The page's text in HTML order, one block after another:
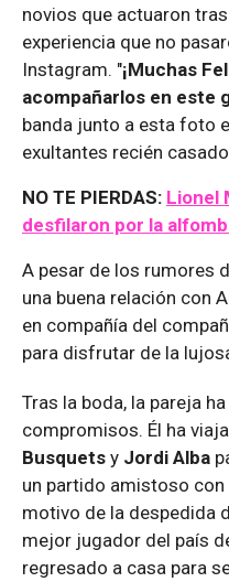
novios que actuaron
experiencia que no
Instagram. "¡Muchas
acompañarlos en este
banda junto a esta foto
exultantes recién
NO TE PIERDAS: Lionel
desfilaron por la
A pesar de los rumores
una buena relación con
en compañía del
para disfrutar de la
Tras la boda, la pareja
compromisos. Él ha
Busquets y Jordi Alba
un partido amistoso
motivo de la despedida
mejor jugador del país
regresado a casa para